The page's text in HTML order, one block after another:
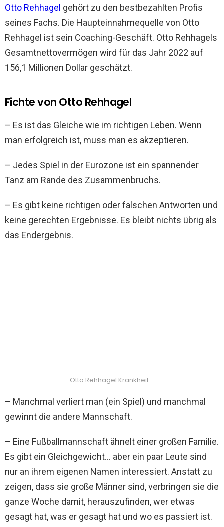
Otto Rehhagel gehört zu den bestbezahlten Profis
seines Fachs. Die Haupteinnahmequelle von Otto
Rehhagel ist sein Coaching-Geschäft. Otto Rehhagels
Gesamtnettovermögen wird für das Jahr 2022 auf
156,1 Millionen Dollar geschätzt.
Fichte von Otto Rehhagel
– Es ist das Gleiche wie im richtigen Leben. Wenn
man erfolgreich ist, muss man es akzeptieren.
– Jedes Spiel in der Eurozone ist ein spannender
Tanz am Rande des Zusammenbruchs.
– Es gibt keine richtigen oder falschen Antworten und
keine gerechten Ergebnisse. Es bleibt nichts übrig als
das Endergebnis.
Otto Rehhagel Krankheit
– Manchmal verliert man (ein Spiel) und manchmal
gewinnt die andere Mannschaft.
– Eine Fußballmannschaft ähnelt einer großen Familie.
Es gibt ein Gleichgewicht… aber ein paar Leute sind
nur an ihrem eigenen Namen interessiert. Anstatt zu
zeigen, dass sie große Männer sind, verbringen sie die
ganze Woche damit, herauszufinden, wer etwas
gesagt hat, was er gesagt hat und wo es passiert ist.